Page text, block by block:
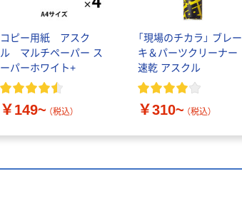
コピー用紙 アスク
ル マルチペーパー ス
ーパーホワイト+
￥149~ （税込）
「現場のチカラ」 ブレー
キ＆パーツクリーナー
速乾 アスクル
￥310~ （税込）